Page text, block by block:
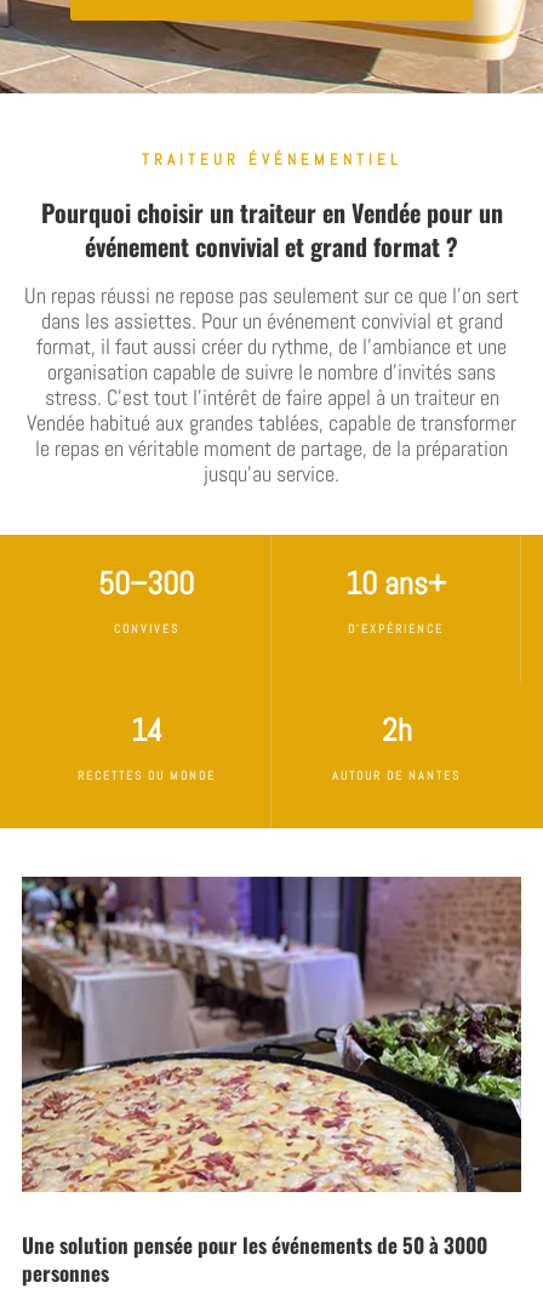
TRAITEUR ÉVÉNEMENTIEL
Pourquoi choisir un traiteur en Vendée pour un
événement convivial et grand format ?
Un repas réussi ne repose pas seulement sur ce que l’on sert
dans les assiettes. Pour un événement convivial et grand
format, il faut aussi créer du rythme, de l’ambiance et une
organisation capable de suivre le nombre d’invités sans
stress. C’est tout l’intérêt de faire appel à un traiteur en
Vendée habitué aux grandes tablées, capable de transformer
le repas en véritable moment de partage, de la préparation
jusqu’au service.
50–300
CONVIVES
10 ans+
D'EXPÉRIENCE
14
RECETTES DU MONDE
2h
AUTOUR DE NANTES
Une solution pensée pour les événements de 50 à 3000
personnes